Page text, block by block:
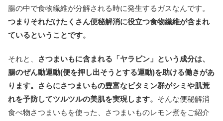
腸の中で食物繊維が分解される時に発生するガスなんです。
つまりそれだけたくさん便秘解消に役立つ食物繊維が含まれ
ているということです。
それと、
さつまいもに含まれる「ヤラビン」という成分は、
腸のぜん動運動(便を押し出そうとする運動)を助ける働きがあ
ります。さらにさつまいもの豊富なビタミン群がシミや肌荒
れを予防してツルツルの美肌を実現します。 そんな便秘解消
食べ物さつまいもを使った、さつまいものレモン煮をご紹介